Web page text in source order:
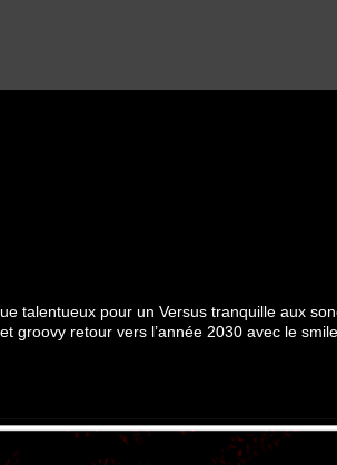
talentueux pour un Versus tranquille aux
groovy retour vers l’année 2030 avec le